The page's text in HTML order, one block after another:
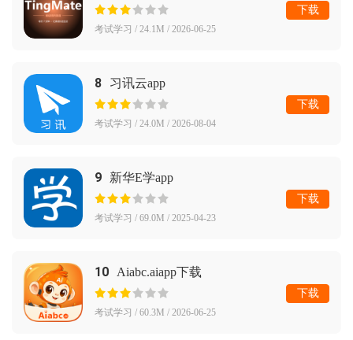
考试学习 / 24.1M / 2026-06-25
下载
8 习讯云app
考试学习 / 24.0M / 2026-08-04
下载
9 新华E学app
考试学习 / 69.0M / 2025-04-23
下载
10 Aiabc.aiapp下载
考试学习 / 60.3M / 2026-06-25
下载